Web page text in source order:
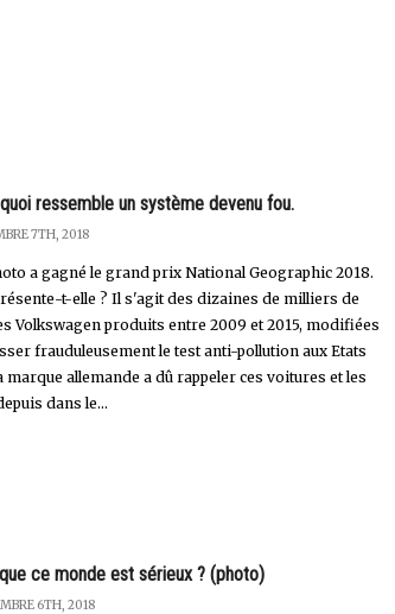
ressemble un système devenu fou.
7TH, 2018
a gagné le grand prix National Geographic 2018.
t-elle ? Il s'agit des dizaines de milliers de
Volkswagen produits entre 2009 et 2015, modifiées
frauduleusement le test anti-pollution aux Etats
marque allemande a dû rappeler ces voitures et les
dans le...
ce monde est sérieux ? (photo)
6TH, 2018